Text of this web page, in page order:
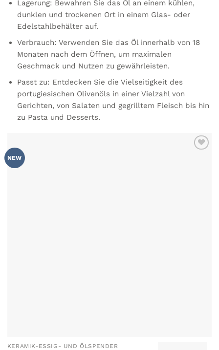
Lagerung: Bewahren Sie das Öl an einem kühlen,
dunklen und trockenen Ort in einem Glas- oder
Edelstahlbehälter auf.
Verbrauch: Verwenden Sie das Öl innerhalb von 18
Monaten nach dem Öffnen, um maximalen
Geschmack und Nutzen zu gewährleisten.
Passt zu: Entdecken Sie die Vielseitigkeit des
portugiesischen Olivenöls in einer Vielzahl von
Gerichten, von Salaten und gegrilltem Fleisch bis hin
zu Pasta und Desserts.
NEW
KERAMIK-ESSIG- UND ÖLSPENDER